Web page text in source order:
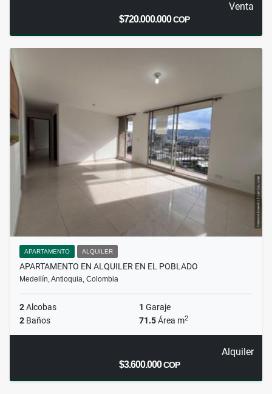
Venta
$720.000.000COP
APARTAMENTO ALQUILER
APARTAMENTO EN ALQUILER EN EL POBLADO
Medellín, Antioquia, Colombia
2Alcobas 1 Garaje
2 Baños 71.5Área m2
Alquiler
$3.600.000COP